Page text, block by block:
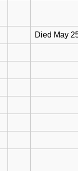
Died May